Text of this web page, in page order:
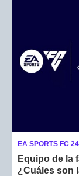
EA SPORTS FC 24
Equipo de la
¿Cuáles son